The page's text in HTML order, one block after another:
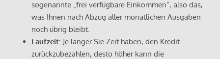
sogenannte „frei verfügbare Einkommen“, also das,
was Ihnen nach Abzug aller monatlichen Ausgaben
noch übrig bleibt.
Laufzeit: Je länger Sie Zeit haben, den Kredit
zurückzubezahlen, desto höher kann die